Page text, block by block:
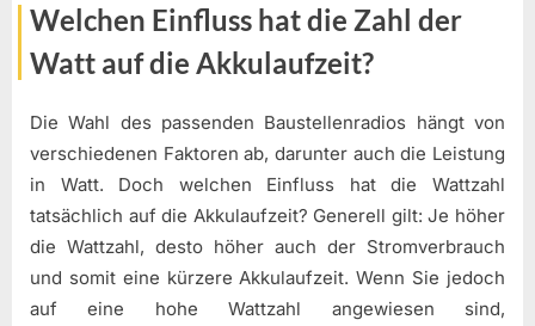
Welchen Einfluss hat die Zahl der
Watt auf die Akkulaufzeit?
Die Wahl des passenden Baustellenradios hängt von
verschiedenen Faktoren ab, darunter auch die Leistung
in Watt. Doch welchen Einfluss hat die Wattzahl
tatsächlich auf die Akkulaufzeit? Generell gilt: Je höher
die Wattzahl, desto höher auch der Stromverbrauch
und somit eine kürzere Akkulaufzeit. Wenn Sie jedoch
auf eine hohe Wattzahl angewiesen sind,